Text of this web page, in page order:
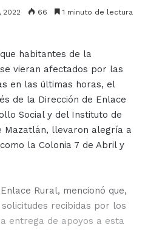
2022 66 1 minuto de lectura
habitantes de la
vieran afectados por las
en las últimas horas, el
de la Dirección de Enlace
Social y del Instituto de
Mazatlán, llevaron alegría a
la Colonia 7 de Abril y
Rural, mencionó que,
recibidas por los
entrega de apoyos a esta